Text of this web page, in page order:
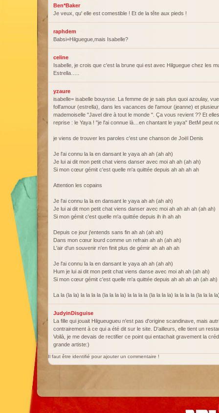
Ben*Baker
Je veux, qu' elle est comestible ! Et de la tête aux pieds !
raphdem
Babsi=Hilguegue,mais Isabelle?
celine
Isabelle, je crois que c'est la brune qui est avec Hilguegue chez les
Estrella…..
yzaure
isabelle= isabelle bouysse. La femme de je sais plus quoi azoulay,
foll'amour (estrella), dans les vacances de l'amour (jeanne) et
mademoiselle "Javel dire à tout le monde ". Ça vous revient ?? Et
reprise : le Yaya ! "je l'ai connue là…en chantant le yaya" BetM peut
je viens de trouver les paroles c'est une chanson de Joël Denis
Je l'ai connu la la en dansant le yaya ah ah (ah ah)
Je lui ai dit mon petit chat viens danser avec moi ah ah (ah ah)
Si mon cœur gémit c'est quelle m'a quittée depuis ah ah ah ah
Attention les copains
Je l'ai connu la la en dansant le yaya ah ah (ah ah)
Je lui ai dit mon petit chat viens danser avec moi ah ah ah ah (ah ah)
Si mon gémit c'est quelle m'a quittée depuis ih ih ah ah
Depuis ce jour j'entends sans fin ah ah (ah ah)
Dans mon cœur lourd comme un refrain ah ah (ah ah)
L'air d'un souvenir n'en finit plus de gémir ah ah ah ah
Je l'ai connu la la en dansant le yaya ah ah (ah ah)
Hum je lui ai dit mon petit chat viens danse avec moi ah ah (ah ah)
Si mon cœur gémit c'est quelle m'a quittée depuis ah ah ah ah (ah ah)
La la (la la) la la la la (la la la la) la la la la (la la la la) la la la la (la la la
JudyinDisguise
La fille qui jouait Hilgueugueu n'est pas d'origine scandinave, mais
contrairement à ce qui a été dit sur le site. D'ailleurs, elle tient un
Voilà, je me devais de rectifier ce point qui entachait gravement la
grande artiste:)
Il faut être identifié pour ajouter un commentaire !